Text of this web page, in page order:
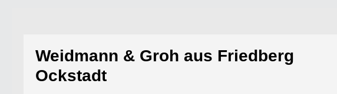
Weidmann & Groh aus Friedberg
Ockstadt